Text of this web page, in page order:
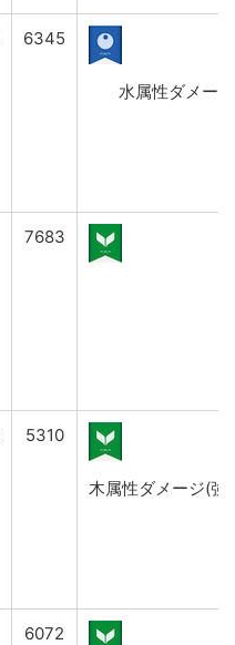
6345
水属性ダメー
7683
5310
木属性ダメージ(強
6072